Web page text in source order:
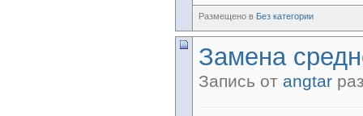
Размещено в Без категории
Замена
Запись от angtar